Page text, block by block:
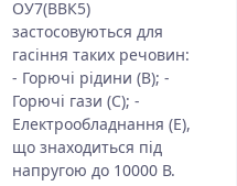
ОУ7(ВВК5)
застосовуються для
гасіння таких речовин:
- Горючі рідини (В); -
Горючі гази (С); -
Електрообладнання (Е),
що знаходиться під
напругою до 10000 В.